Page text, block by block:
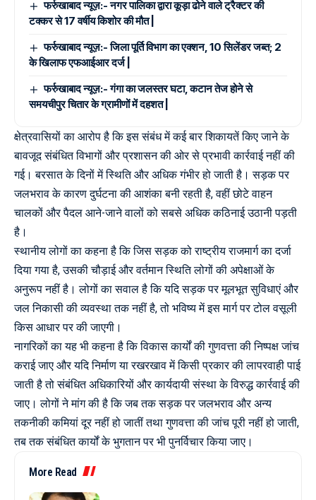
फर्रुखाबाद न्यूज़:- नगर पालिका द्वारा कूड़ा ढोने वाले ट्रैक्टर की
टक्कर से 17 वर्षीय किशोर की मौत |
फर्रुखाबाद न्यूज़:- जिला पूर्ति विभाग का एक्शन, 10 सिलेंडर जब्त; 2
के खिलाफ एफआईआर दर्ज |
फर्रुखाबाद न्यूज़:- गंगा का जलस्तर घटा, कटान तेज होने से
समयचीपुर चितार के ग्रामीणों में दहशत |
क्षेत्रवासियों का आरोप है कि इस संबंध में कई बार शिकायतें किए जाने के
बावजूद संबंधित विभागों और प्रशासन की ओर से प्रभावी कार्रवाई नहीं की
गई। बरसात के दिनों में स्थिति और अधिक गंभीर हो जाती है। सड़क पर
जलभराव के कारण दुर्घटना की आशंका बनी रहती है, वहीं छोटे वाहन
चालकों और पैदल आने-जाने वालों को सबसे अधिक कठिनाई उठानी पड़ती
है।
स्थानीय लोगों का कहना है कि जिस सड़क को राष्ट्रीय राजमार्ग का दर्जा
दिया गया है, उसकी चौड़ाई और वर्तमान स्थिति लोगों की अपेक्षाओं के
अनुरूप नहीं है। लोगों का सवाल है कि यदि सड़क पर मूलभूत सुविधाएं और
जल निकासी की व्यवस्था तक नहीं है, तो भविष्य में इस मार्ग पर टोल वसूली
किस आधार पर की जाएगी।
नागरिकों का यह भी कहना है कि विकास कार्यों की गुणवत्ता की निष्पक्ष जांच
कराई जाए और यदि निर्माण या रखरखाव में किसी प्रकार की लापरवाही पाई
जाती है तो संबंधित अधिकारियों और कार्यदायी संस्था के विरुद्ध कार्रवाई की
जाए। लोगों ने मांग की है कि जब तक सड़क पर जलभराव और अन्य
तकनीकी कमियां दूर नहीं हो जातीं तथा गुणवत्ता की जांच पूरी नहीं हो जाती,
तब तक संबंधित कार्यों के भुगतान पर भी पुनर्विचार किया जाए।
More Read